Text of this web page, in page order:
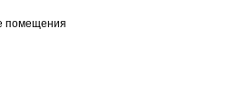
помещения